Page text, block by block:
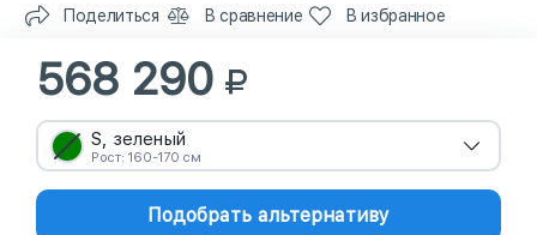
Поделиться В сравнение В избранное
568 290
S, зеленый
Рост: 160-170 см
Подобрать альтернативу